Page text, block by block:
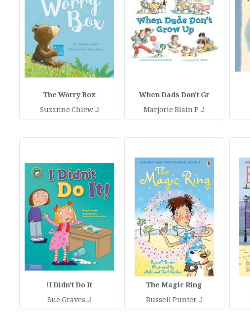
When Dads Don't Gr
لـ Marjorie Blain P
The Worry Box
لـSuzanne Chiew
The Magic Ring
لـ Russell Punter
I Didn't Do It!
لـ Sue Graves